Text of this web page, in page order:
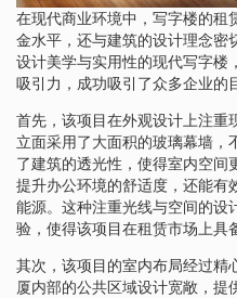
在现代商业环境中，写字楼的租
金水平，还与建筑的设计理念密
设计美学与实用性的现代写字楼
吸引力，成功吸引了众多企业的
首先，该项目在外观设计上注重
立面采用了大面积的玻璃幕墙，
了建筑的透光性，使得室内空间
提升办公环境的舒适度，还能有
能源。这种注重光线与空间的设
验，使得该项目在租赁市场上具
其次，该项目的室内布局经过精
厦内部的公共区域设计宽敞，